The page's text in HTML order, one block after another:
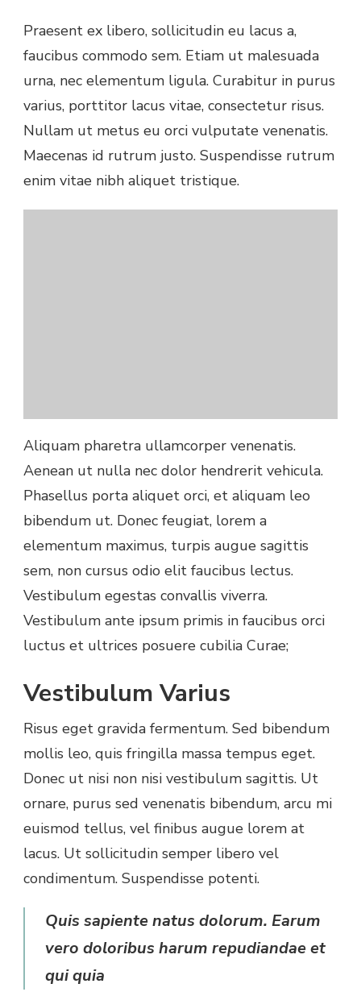
SKIN
UP
MUD
FACIAL
Praesent ex libero, sollicitudin eu lacus a,
faucibus commodo sem. Etiam ut malesuada
urna, nec elementum ligula. Curabitur in purus
varius, porttitor lacus vitae, consectetur risus.
Nullam ut metus eu orci vulputate venenatis.
Maecenas id rutrum justo. Suspendisse rutrum
enim vitae nibh aliquet tristique.
Aliquam pharetra ullamcorper venenatis.
Aenean ut nulla nec dolor hendrerit vehicula.
Phasellus porta aliquet orci, et aliquam leo
bibendum ut. Donec feugiat, lorem a
elementum maximus, turpis augue sagittis
sem, non cursus odio elit faucibus lectus.
Vestibulum egestas convallis viverra.
Vestibulum ante ipsum primis in faucibus orci
luctus et ultrices posuere cubilia Curae;
Vestibulum Varius
Risus eget gravida fermentum. Sed bibendum
mollis leo, quis fringilla massa tempus eget.
Donec ut nisi non nisi vestibulum sagittis. Ut
ornare, purus sed venenatis bibendum, arcu mi
euismod tellus, vel finibus augue lorem at
lacus. Ut sollicitudin semper libero vel
condimentum. Suspendisse potenti.
Quis sapiente natus dolorum. Earum
vero doloribus harum repudiandae et
qui quia